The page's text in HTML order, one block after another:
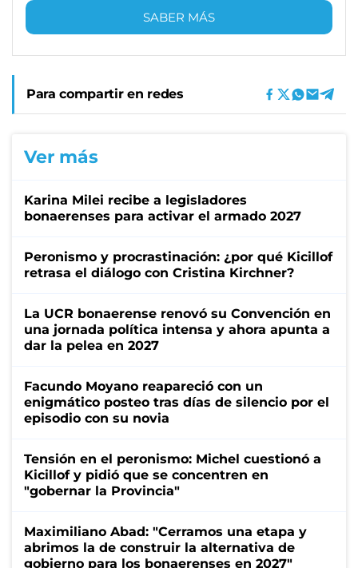
SABER MÁS
Para compartir en redes
Ver más
Karina Milei recibe a legisladores
bonaerenses para activar el armado 2027
Peronismo y procrastinación: ¿por qué Kicillof
retrasa el diálogo con Cristina Kirchner?
La UCR bonaerense renovó su Convención en
una jornada política intensa y ahora apunta a
dar la pelea en 2027
Facundo Moyano reapareció con un
enigmático posteo tras días de silencio por el
episodio con su novia
Tensión en el peronismo: Michel cuestionó a
Kicillof y pidió que se concentren en
"gobernar la Provincia"
Maximiliano Abad: "Cerramos una etapa y
abrimos la de construir la alternativa de
gobierno para los bonaerenses en 2027"